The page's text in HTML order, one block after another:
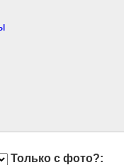
Только с фото?: